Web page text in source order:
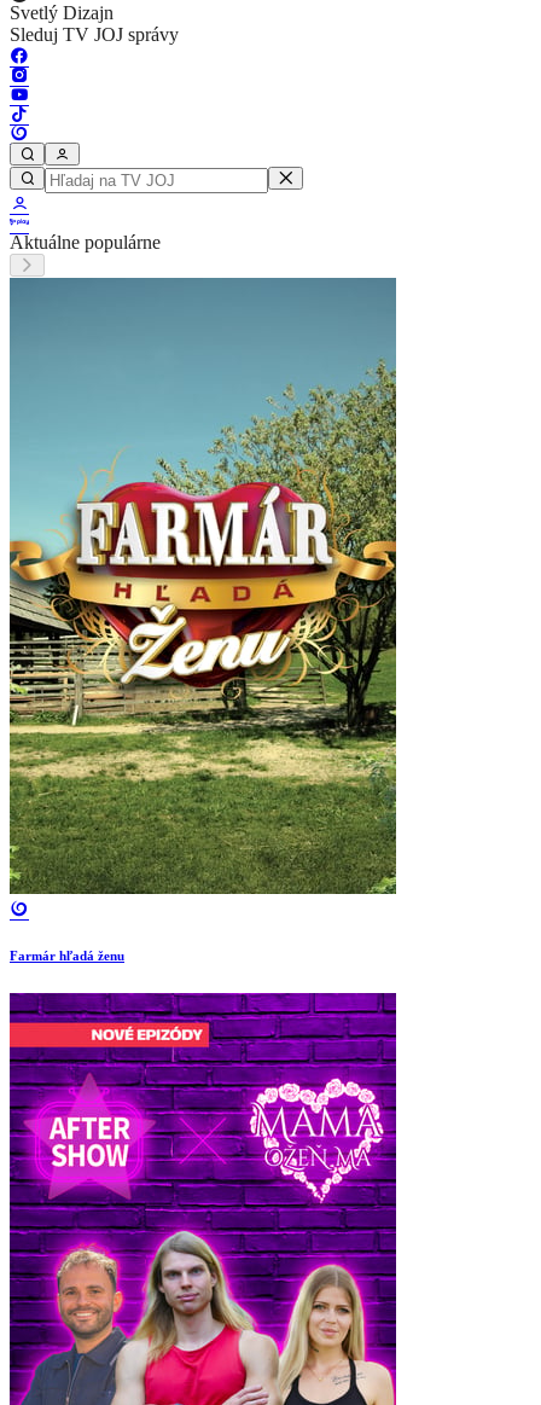
Svetlý Dizajn
Sleduj TV JOJ správy
Aktuálne populárne
Farmár hľadá ženu